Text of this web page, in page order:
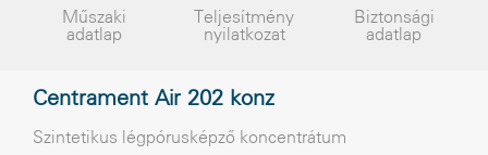
Műszaki
adatlap
Teljesítmény
nyilatkozat
Biztonsági
adatlap
Centrament Air 202 konz
Szintetikus légpórusképzõ koncentrátum